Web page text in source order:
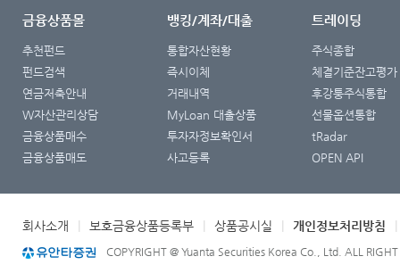
금융상품몰
추천펀드
펀드검색
연금저축안내
W자산관리상담
금융상품매수
금융상품매도
뱅킹/계좌/대출
통합자산현황
즉시이체
거래내역
MyLoan 대출상품
투자자정보확인서
사고등록
트레이딩
주식종합
체결기준잔고평가
후강퉁주식통합
선물옵션통합
tRadar
OPEN API
회사소개 보호금융상품등록부 상품공시실 개인정보처리방침
COPYRIGHT @ Yuanta Securities Korea Co., Ltd. ALL RIGHT